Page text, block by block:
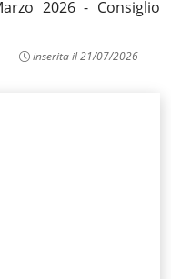
2026 - Consiglio
inserita il 21/07/2026